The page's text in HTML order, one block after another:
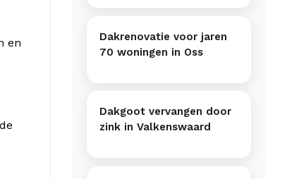
en
Dakrenovatie voor jaren
70 woningen in Oss
Dakgoot vervangen door
zink in Valkenswaard